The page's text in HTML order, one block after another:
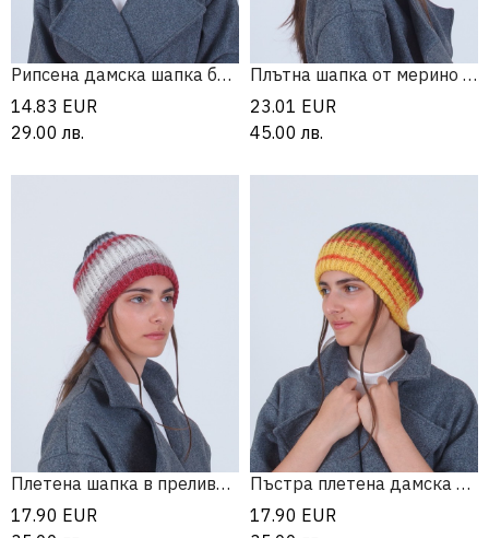
Рипсена дамска шапка бийни
14.83 EUR
29.00 лв.
Плътна шапка от мерино и алпака
23.01 EUR
45.00 лв.
Плетена шапка в преливащи цветове
17.90 EUR
Пъстра плетена дамска шапка бийни
17.90 EUR